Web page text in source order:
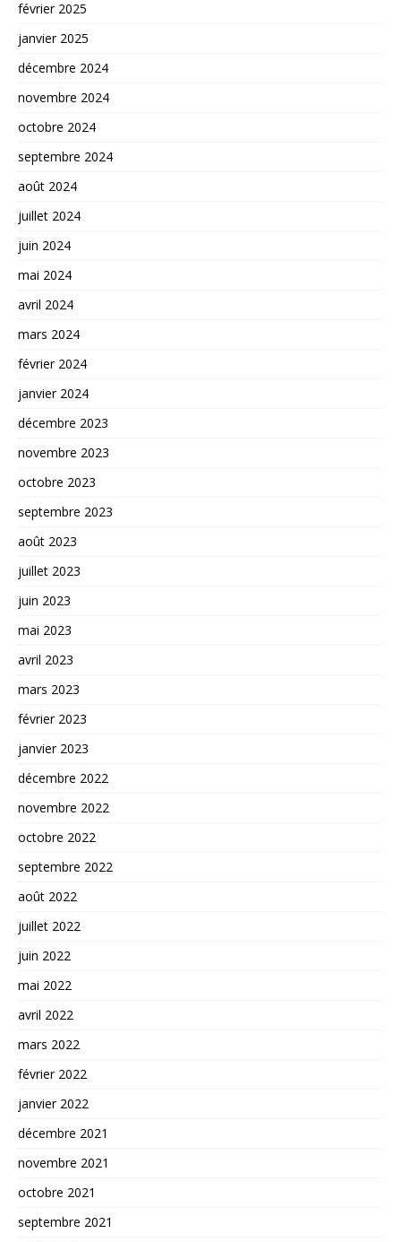
février 2025
janvier 2025
décembre 2024
novembre 2024
octobre 2024
septembre 2024
août 2024
juillet 2024
juin 2024
mai 2024
avril 2024
mars 2024
février 2024
janvier 2024
décembre 2023
novembre 2023
octobre 2023
septembre 2023
août 2023
juillet 2023
juin 2023
mai 2023
avril 2023
mars 2023
février 2023
janvier 2023
décembre 2022
novembre 2022
octobre 2022
septembre 2022
août 2022
juillet 2022
juin 2022
mai 2022
avril 2022
mars 2022
février 2022
janvier 2022
décembre 2021
novembre 2021
octobre 2021
septembre 2021